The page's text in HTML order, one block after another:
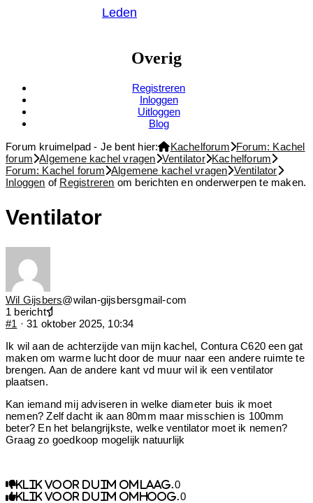
Leden
Overig
Registreren
Inloggen
Uitloggen
Blog
Forum kruimelpad - Je bent hier:
Kachelforum Forum: Kachel
forum
Algemene kachel vragen Ventilator Kachelforum
Forum: Kachel forum Algemene kachel vragen Ventilator
Inloggen of Registreren om berichten en onderwerpen te maken.
Ventilator
Wil Gijsbers@wilan-gijsbersgmail-com
1 bericht
#1 · 31 oktober 2025, 10:34
Ik wil aan de achterzijde van mijn kachel, Contura C620 een gat
maken om warme lucht door de muur naar een andere ruimte te
brengen. Aan de andere kant vd muur wil ik een ventilator
plaatsen.
Kan iemand mij adviseren in welke diameter buis ik moet
nemen? Zelf dacht ik aan 80mm maar misschien is 100mm
beter? En het belangrijkste, welke ventilator moet ik nemen?
Graag zo goedkoop mogelijk natuurlijk
Klik voor duim omlaag. 0
Klik voor duim omhoog. 0